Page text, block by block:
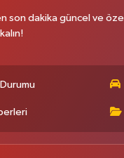
son dakika güncel ve özel